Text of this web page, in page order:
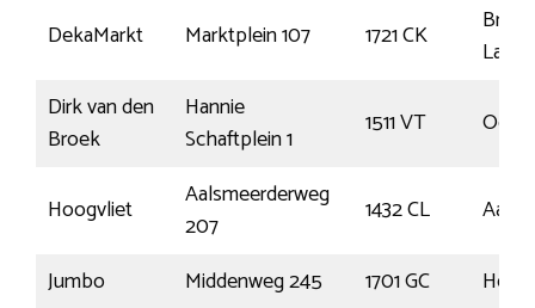
DekaMarkt Marktplein 107 1721 CK
Dirk van den
Broek
Hannie
Schaftplein 1
1511 VT
Hoogvliet
Aalsmeerderweg
207
1432 CL
Jumbo
Middenweg 245 1701 GC